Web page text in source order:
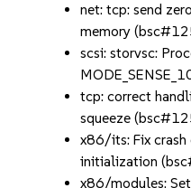
net: tcp: send
memory
scsi: storvsc:
tcp: correct
squeeze
x86/its: Fix crash
initialization
x86/modules: Set